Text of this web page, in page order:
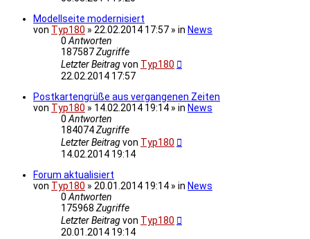
Modellseite modernisiert
von Typ180 » 22.02.2014 17:57 » in News
0Antworten
187587Zugriffe
Letzter Beitragvon Typ180
22.02.2014 17:57
Postkartengrüße aus vergangenen Zeiten
von Typ180 » 14.02.2014 19:14 » in News
0Antworten
184074Zugriffe
Letzter Beitragvon Typ180
14.02.2014 19:14
Forum aktualisiert
von Typ180 » 20.01.2014 19:14 » in News
0Antworten
175968 Zugriffe
Letzter Beitragvon Typ180
20.01.2014 19:14